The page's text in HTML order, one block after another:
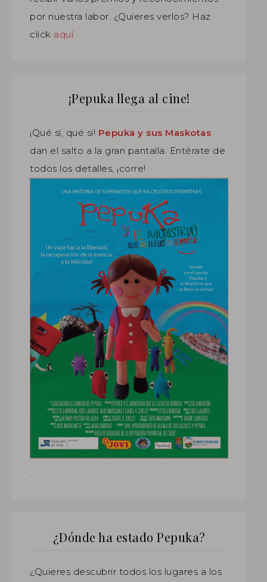
por nuestra labor. ¿Quieres verlos? Haz
click aquí
¡Pepuka llega al cine!
¡Qué sí, qué si! Pepuka y sus Maskotas
dan el salto a la gran pantalla. Entérate de
todos los detalles, ¡corre!
¿Dónde ha estado Pepuka?
¿Quieres descubrir todos los lugares a los